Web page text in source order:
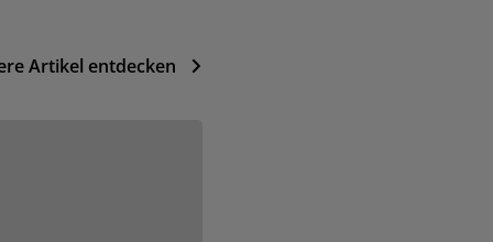
Artikel entdecken